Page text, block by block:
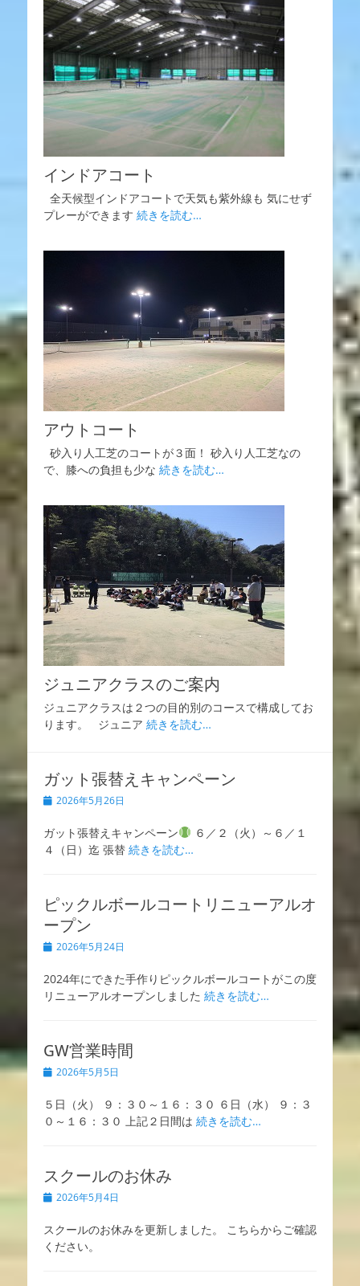
インドアコート
全天候型インドアコートで天気も紫外線も 気にせず
プレーができます 続きを読む…
アウトコート
砂入り人工芝のコートが３面！ 砂入り人工芝なの
で、膝への負担も少な 続きを読む…
ジュニアクラスのご案内
ジュニアクラスは２つの目的別のコースで構成してお
ります。 ジュニア 続きを読む…
ガット張替えキャンペーン
投
日
2026年5月26日
ガット張替えキャンペーン
６／２（火）～６／１
４（日）迄 張替 続きを読む…
ピックルボールコートリニューアルオ
ープン
投
日
2026年5月24日
2024年にできた手作りピックルボールコートがこの度
リニューアルオープンしました 続きを読む…
GW営業時間
投
日
2026年5月5日
５日（火） ９：３０～１６：３０ ６日（水） ９：３
０～１６：３０ 上記２日間は 続きを読む…
スクールのお休み
投
日
2026年5月4日
スクールのお休みを更新しました。 こちらからご確認
ください。